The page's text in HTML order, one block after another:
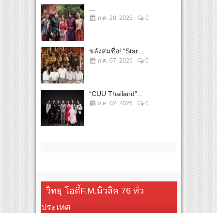
ก.ค. 20, 2026 0
ขลังสมชื่อ! “Star...
ก.ค. 07, 2026 0
“CUU Thailand”...
ก.ค. 02, 2026 0
วิทยุ โอดี้F.M.มิวสิค 76 ทั่ว
ประเทศ